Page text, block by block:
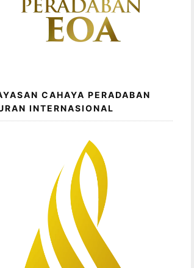
CAHAYA PERADABAN
INTERNASIONAL